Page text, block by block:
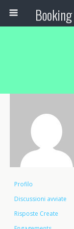
Profilo
Discussioni avviate
Risposte Create